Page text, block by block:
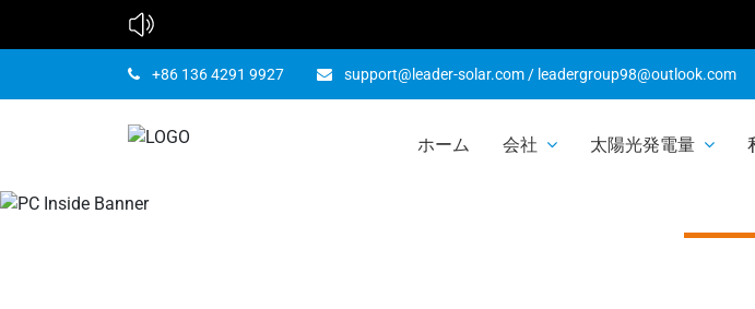
+86 136 4291 9927 support@leader-solar.com / leadergroup98@outlook.com
ホーム 会社 太陽光発電量
太陽光ケーブルの